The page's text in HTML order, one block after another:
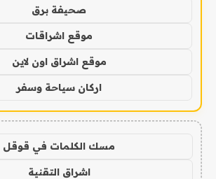
صحيفة برق
موقع اشراقات
موقع اشراق اون لاين
اركان سياحة وسفر
مسك الكلمات في قوقل
اشراق التقنية